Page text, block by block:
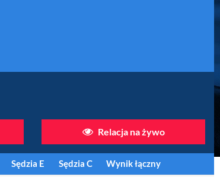
Relacja na żywo
Sędzia E Sędzia C Wynik łączny